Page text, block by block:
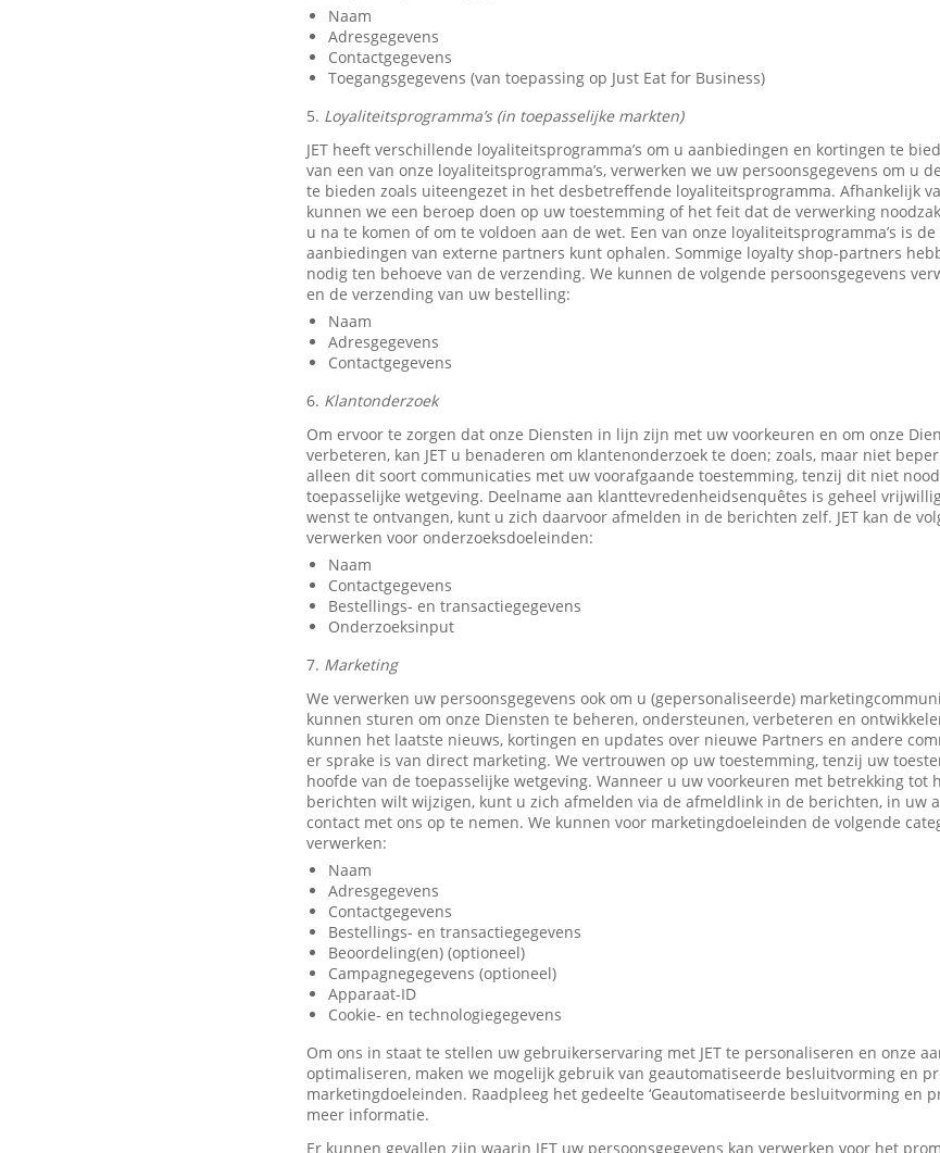
Naam
Adresgegevens
Contactgegevens
Toegangsgegevens (van toepassing op Just Eat for Business)
5. Loyaliteitsprogramma’s (in toepasselijke markten)
JET heeft verschillende loyaliteitsprogramma’s om u aanbiedingen en kortingen te
van een van onze loyaliteitsprogramma’s, verwerken we uw persoonsgegevens om u
te bieden zoals uiteengezet in het desbetreffende loyaliteitsprogramma. Afhankelijk
kunnen we een beroep doen op uw toestemming of het feit dat de verwerking
u na te komen of om te voldoen aan de wet. Een van onze loyaliteitsprogramma’s is
aanbiedingen van externe partners kunt ophalen. Sommige loyalty shop-partners
nodig ten behoeve van de verzending. We kunnen de volgende persoonsgegevens
en de verzending van uw bestelling:
Naam
Adresgegevens
Contactgegevens
6. Klantonderzoek
Om ervoor te zorgen dat onze Diensten in lijn zijn met uw voorkeuren en om onze
verbeteren, kan JET u benaderen om klantenonderzoek te doen; zoals, maar niet
alleen dit soort communicaties met uw voorafgaande toestemming, tenzij dit niet
toepasselijke wetgeving. Deelname aan klanttevredenheidsenquêtes is geheel
wenst te ontvangen, kunt u zich daarvoor afmelden in de berichten zelf. JET kan de
verwerken voor onderzoeksdoeleinden:
Naam
Contactgegevens
Bestellings- en transactiegegevens
Onderzoeksinput
7. Marketing
We verwerken uw persoonsgegevens ook om u (gepersonaliseerde)
kunnen sturen om onze Diensten te beheren, ondersteunen, verbeteren en
kunnen het laatste nieuws, kortingen en updates over nieuwe Partners en andere
er sprake is van direct marketing. We vertrouwen op uw toestemming, tenzij uw
hoofde van de toepasselijke wetgeving. Wanneer u uw voorkeuren met betrekking tot
berichten wilt wijzigen, kunt u zich afmelden via de afmeldlink in de berichten, in uw
contact met ons op te nemen. We kunnen voor marketingdoeleinden de volgende
verwerken:
Naam
Adresgegevens
Contactgegevens
Bestellings- en transactiegegevens
Beoordeling(en) (optioneel)
Campagnegegevens (optioneel)
Apparaat-ID
Cookie- en technologiegegevens
Om ons in staat te stellen uw gebruikerservaring met JET te personaliseren en onze
optimaliseren, maken we mogelijk gebruik van geautomatiseerde besluitvorming en
marketingdoeleinden. Raadpleeg het gedeelte ‘Geautomatiseerde besluitvorming en
meer informatie.
Er kunnen gevallen zijn waarin JET uw persoonsgegevens kan verwerken voor het